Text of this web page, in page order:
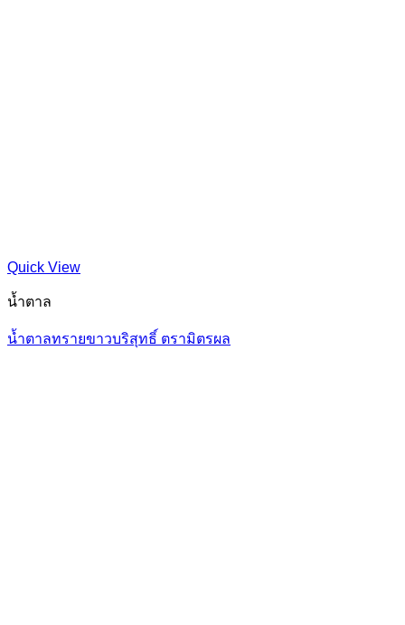
Quick View
น้ำตาล
น้ำตาลทรายขาวบริสุทธิ์ ตรามิตรผล